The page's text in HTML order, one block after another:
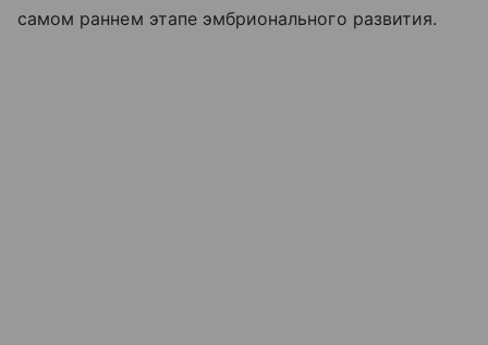
самом раннем этапе эмбрионального развития.